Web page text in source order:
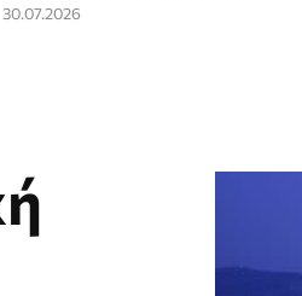
30.07.2026